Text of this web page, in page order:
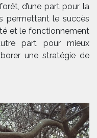
d’une part pour la
permettant le succès
et le fonctionnement
part pour mieux
une stratégie de